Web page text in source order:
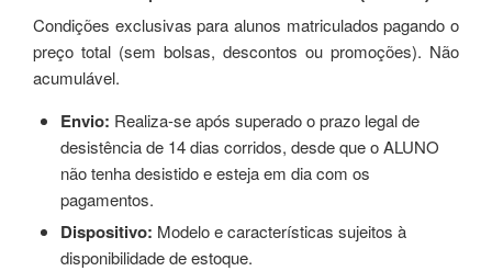
Condições exclusivas para alunos matriculados pagando o
preço total (sem bolsas, descontos ou promoções). Não
acumulável.
Envio: Realiza-se após superado o prazo legal de
desistência de 14 dias corridos, desde que o ALUNO
não tenha desistido e esteja em dia com os
pagamentos.
Dispositivo: Modelo e características sujeitos à
disponibilidade de estoque.